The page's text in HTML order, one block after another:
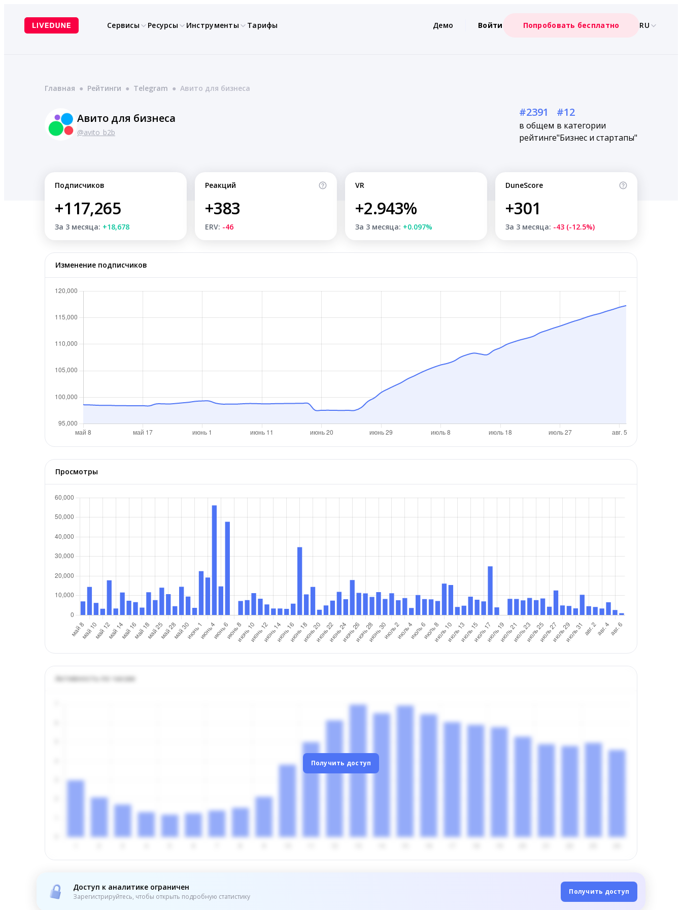
содержимому
Сервисы Ресурсы Инструменты Тарифы Демо Войти Попробовать бесплатно RU
Главная ● Рейтинги ● Telegram ● Авито для бизнеса
Авито для бизнеса
@avito_b2b
#2391
в общем
рейтинге
#12
в категории
"Бизнес и стартапы"
Подписчиков
+117,265
За 3 месяца: +18,678
Реакций
+383
ERV: -46
VR
+2.943%
За 3 месяца: +0.097%
DuneScore
+301
За 3 месяца: -43 (-12.5%)
Изменение подписчиков
Просмотры
Активность по часам
Получить доступ
Доступ к аналитике ограничен
Зарегистрируйтесь, чтобы открыть подробную статистику
Получить доступ